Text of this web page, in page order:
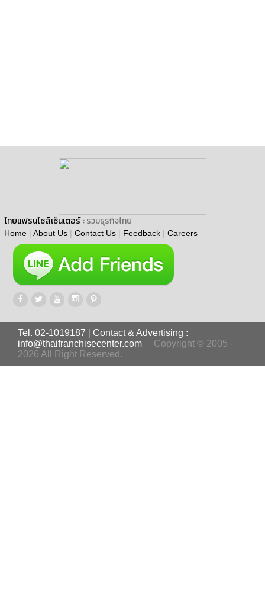
ไทยแฟรนไชส์เซ็นเตอร์ : รวมธุรกิจไทย
Home | About Us | Contact Us | Feedback | Careers
Tel. 02-1019187
Contact & Advertising :
info@thaifranchisecenter.com
Copyright © 2005 -
2026 All Right Reserved.